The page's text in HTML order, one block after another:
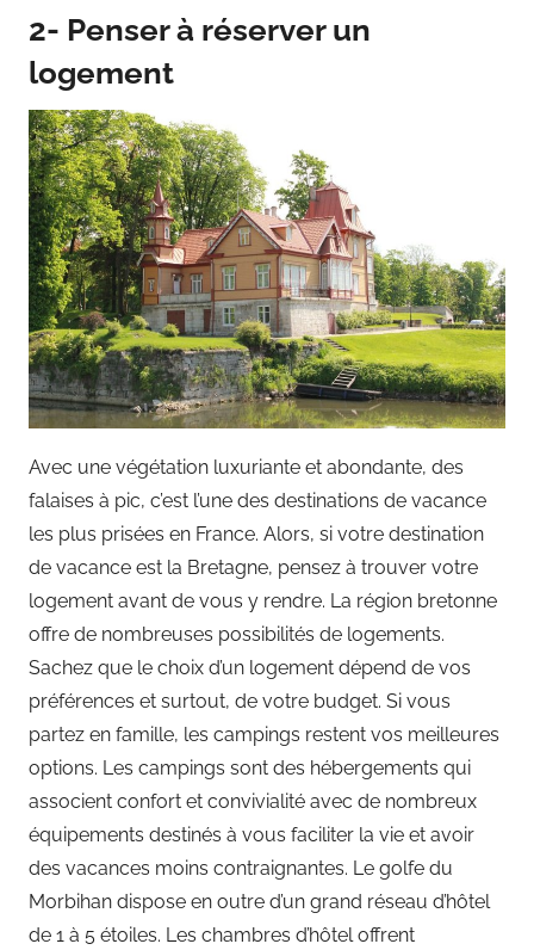
2- Penser à réserver un
logement
Avec une végétation luxuriante et abondante, des
falaises à pic, c’est l’une des destinations de vacance
les plus prisées en France. Alors, si votre destination
de vacance est la Bretagne, pensez à trouver votre
logement avant de vous y rendre. La région bretonne
offre de nombreuses possibilités de logements.
Sachez que le choix d’un logement dépend de vos
préférences et surtout, de votre budget. Si vous
partez en famille, les campings restent vos meilleures
options. Les campings sont des hébergements qui
associent confort et convivialité avec de nombreux
équipements destinés à vous faciliter la vie et avoir
des vacances moins contraignantes. Le golfe du
Morbihan dispose en outre d’un grand réseau d’hôtel
de 1 à 5 étoiles. Les chambres d’hôtel offrent